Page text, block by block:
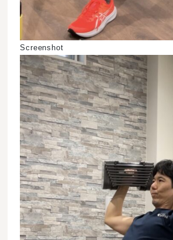
Screenshot